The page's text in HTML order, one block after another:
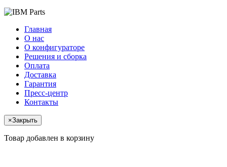
Главная
О нас
О конфигураторе
Решения и сборка
Оплата
Доставка
Гарантия
Пресс-центр
Контакты
×Закрыть
Товар добавлен в корзину